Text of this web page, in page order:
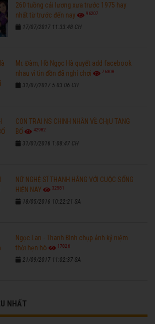
260 tuồng cải lương xưa trước 1975 hay
nhất từ trước đến nay
96207
17/07/2017 11:33:48 CH
Mr. Đàm, Hồ Ngọc Hà quyết add facebook
nhau vì tin đồn đã nghỉ chơi
76308
31/07/2017 5:03:06 CH
CON TRAI NS CHINH NHẪN VỀ CHỊU TANG
BỐ
42982
31/01/2016 1:08:47 CH
NỮ NGHỆ SĨ THANH HẰNG VỚI CUỘC SỐNG
HIỆN NAY
32581
18/05/2016 10:22:21 SA
Ngọc Lan - Thanh Bình chụp ảnh kỷ niệm
thời hẹn hò
17826
21/09/2017 11:02:37 SA
NHẤT